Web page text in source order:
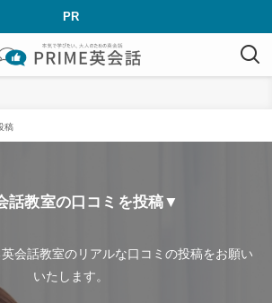
PR
稿
話教室の口コミを投稿▼
会話教室のリアルな口コミの投稿をお願い
いたします。